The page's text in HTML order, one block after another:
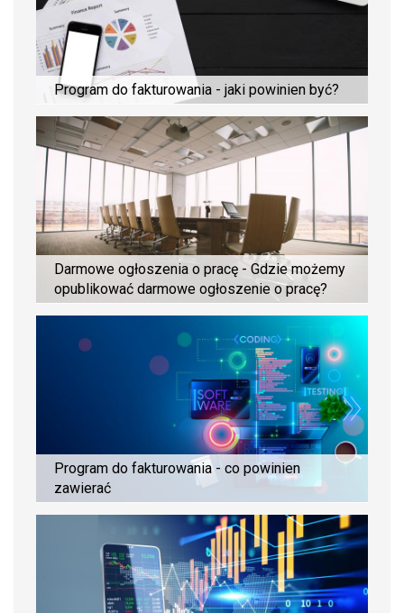
Program do fakturowania - jaki powinien być?
Darmowe ogłoszenia o pracę - Gdzie możemy
opublikować darmowe ogłoszenie o pracę?
Program do fakturowania - co powinien
zawierać